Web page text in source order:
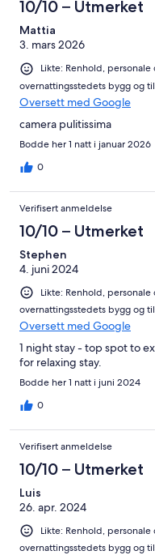
10/10 – Utmerket
Mattia
3. mars 2026
Likte: Renhold,
overnattingsstedets bygg og
Oversett med Google
camera pulitissima
Bodde her 1 natt i januar 2026
0
Verifisert anmeldelse
10/10 – Utmerket
Stephen
4. juni 2024
Likte: Renhold,
overnattingsstedets bygg og
Oversett med Google
1 night stay - top spot to
for relaxing stay.
Bodde her 1 natt i juni 2024
0
Verifisert anmeldelse
10/10 – Utmerket
Luis
26. apr. 2024
Likte: Renhold,
overnattingsstedets bygg og